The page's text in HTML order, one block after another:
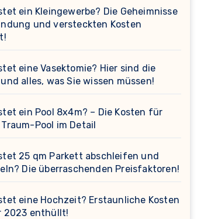
ein Kleingewerbe? Die Geheimnisse
und versteckten Kosten
eine Vasektomie? Hier sind die
alles, was Sie wissen müssen!
ein Pool 8x4m? – Die Kosten für
Pool im Detail
25 qm Parkett abschleifen und
Die überraschenden Preisfaktoren!
eine Hochzeit? Erstaunliche Kosten
2023 enthüllt!